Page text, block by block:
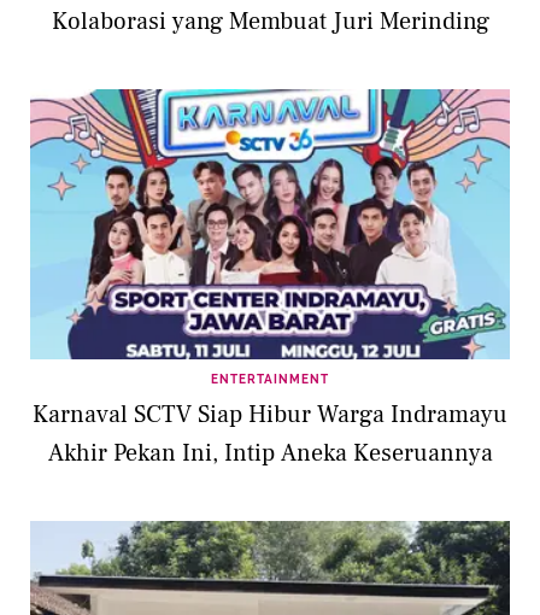
Kolaborasi yang Membuat Juri Merinding
ENTERTAINMENT
Karnaval SCTV Siap Hibur Warga Indramayu
Akhir Pekan Ini, Intip Aneka Keseruannya